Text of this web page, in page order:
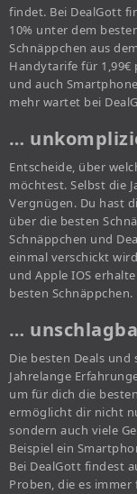
findet. Bei DealGott
10% unter dem
Schnäppchen aus
Handytarife für
und auch
mehr wartet bei
…
Entscheide, über
möchtest. Selbst die
Vergnügen. Du hast
über die besten
Schnäppchen und
einmal verschickt
und Apple IOS
besten Schnäppchen.
…
Die besten Deals
Jahrelange
um für dich die
ermöglicht dir nicht
sondern auch viele
Beispiel ein
Bei DealGott findest
Proben, die es